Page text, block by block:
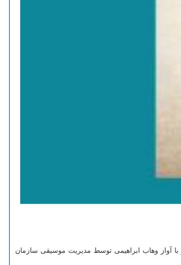
با آواز وهاب ابراهیمی توسط مدیریت موسیقی سازمان